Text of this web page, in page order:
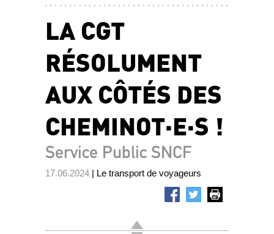
LA CGT
RÉSOLUMENT
AUX CÔTÉS DES
CHEMINOT·E·S !
Service Public SNCF
17.06.2024 | Le transport de voyageurs